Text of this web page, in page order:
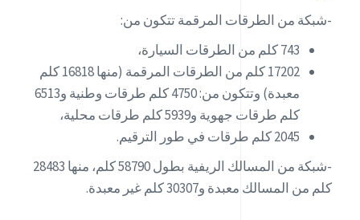
-شبكة من الطرقات المرقمة تتكون من:
743 كلم من الطرقات السيارة،
17202 كلم من الطرقات المرقمة (منها 16818 كلم
معبدة) وتتكون من: 4750 كلم طرقات وطنية و6513
كلم طرقات جهوية و5939 كلم طرقات محلية،
2045 كلم طرقات في طور الترقيم.
-شبكة من المسالك الريفية بطول 58790 كلم، منها 28483
كلم من المسالك معبدة و30307 كلم غير معبدة.